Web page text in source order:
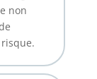
non